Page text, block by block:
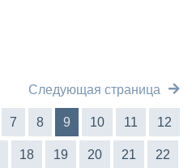
Следующая страница
7 8 9 10 11 12
18 19 20 21 22